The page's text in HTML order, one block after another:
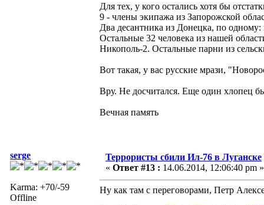
Для тех, у кого остались хотя бы
9 - члены экипажа из Запорожской
Два десантника из Донецка, по
Остальные 32 человека из нашей
Никополь-2. Остальные парни из
Вот такая, у вас русские мрази,
Вру. Не досчитался. Еще один хлопец
Вечная память
serge
Karma: +70/-59
Offline
Террористы сбили Ил-76 в Луганске
« Ответ #13 : 14.06.2014, 12:06:40 pm »
Ну как там с переговорами, Петр